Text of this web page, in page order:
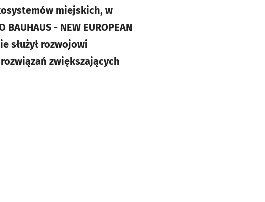
miejskich, w
- NEW EUROPEAN
służył rozwojowi
zwiększających